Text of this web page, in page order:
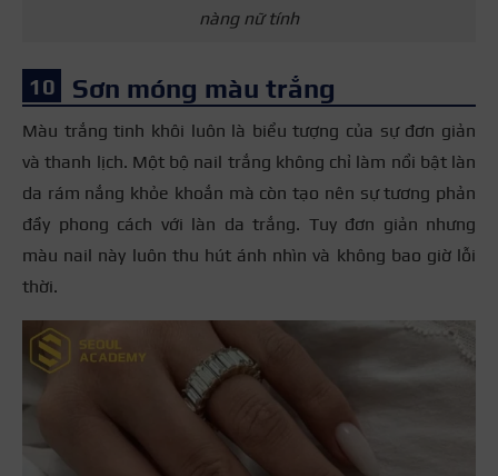
nàng nữ tính
Sơn móng màu trắng
Màu trắng tinh khôi luôn là biểu tượng của sự đơn giản
và thanh lịch. Một bộ nail trắng không chỉ làm nổi bật làn
da rám nắng khỏe khoắn mà còn tạo nên sự tương phản
đầy phong cách với làn da trắng. Tuy đơn giản nhưng
màu nail này luôn thu hút ánh nhìn và không bao giờ lỗi
thời.